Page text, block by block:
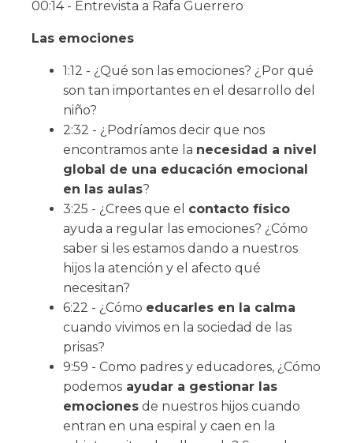
00:14 - Entrevista a Rafa Guerrero
Las emociones
1:12 - ¿Qué son las emociones? ¿Por qué
son tan importantes en el desarrollo del
niño?
2:32 - ¿Podríamos decir que nos
encontramos ante la necesidad a nivel
global de una educación emocional
en las aulas?
3:25 - ¿Crees que el contacto físico
ayuda a regular las emociones? ¿Cómo
saber si les estamos dando a nuestros
hijos la atención y el afecto qué
necesitan?
6:22 - ¿Cómo educarles en la calma
cuando vivimos en la sociedad de las
prisas?
9:59 - Como padres y educadores, ¿Cómo
podemos ayudar a gestionar las
emociones de nuestros hijos cuando
entran en una espiral y caen en la